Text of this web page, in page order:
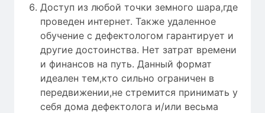
Доступ из любой точки земного шара,где
проведен интернет. Также удаленное
обучение с дефектологом гарантирует и
другие достоинства. Нет затрат времени
и финансов на путь. Данный формат
идеален тем,кто сильно ограничен в
передвижении,не стремится принимать у
себя дома дефектолога и/или весьма